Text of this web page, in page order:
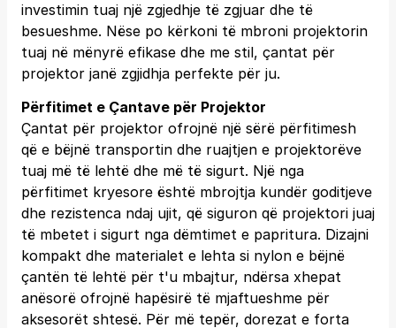
investimin tuaj një zgjedhje të zgjuar dhe të
besueshme. Nëse po kërkoni të mbroni projektorin
tuaj në mënyrë efikase dhe me stil, çantat për
projektor janë zgjidhja perfekte për ju.
Përfitimet e Çantave për Projektor
Çantat për projektor ofrojnë një sërë përfitimesh
që e bëjnë transportin dhe ruajtjen e projektorëve
tuaj më të lehtë dhe më të sigurt. Një nga
përfitimet kryesore është mbrojtja kundër goditjeve
dhe rezistenca ndaj ujit, që siguron që projektori juaj
të mbetet i sigurt nga dëmtimet e papritura. Dizajni
kompakt dhe materialet e lehta si nylon e bëjnë
çantën të lehtë për t'u mbajtur, ndërsa xhepat
anësorë ofrojnë hapësirë të mjaftueshme për
aksesorët shtesë. Për më tepër, dorezat e forta